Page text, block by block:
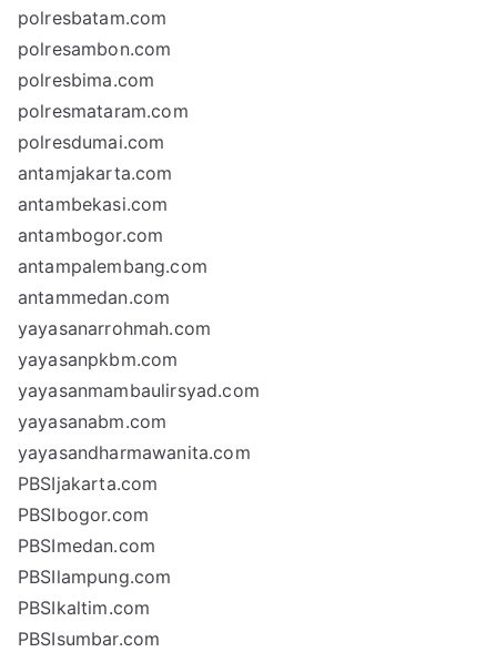
polresbatam.com
polresambon.com
polresbima.com
polresmataram.com
polresdumai.com
antamjakarta.com
antambekasi.com
antambogor.com
antampalembang.com
antammedan.com
yayasanarrohmah.com
yayasanpkbm.com
yayasanmambaulirsyad.com
yayasanabm.com
yayasandharmawanita.com
PBSIjakarta.com
PBSIbogor.com
PBSImedan.com
PBSIlampung.com
PBSIkaltim.com
PBSIsumbar.com